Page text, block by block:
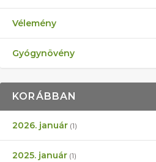
Vélemény
Gyógynövény
KORÁBBAN
2026. január (1)
2025. január (1)